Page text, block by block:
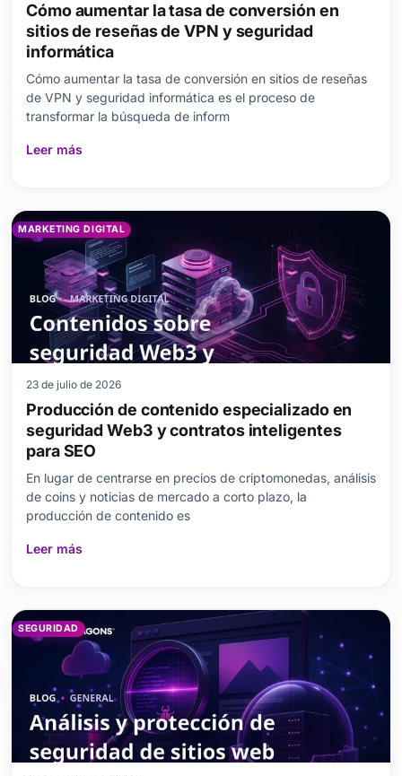
Cómo aumentar la tasa de conversión en
sitios de reseñas de VPN y seguridad
informática
Cómo aumentar la tasa de conversión en sitios de reseñas
de VPN y seguridad informática es el proceso de
transformar la búsqueda de inform
Leer más
MARKETING DIGITAL
23 de julio de 2026
Producción de contenido especializado en
seguridad Web3 y contratos inteligentes
para SEO
En lugar de centrarse en precios de criptomonedas, análisis
de coins y noticias de mercado a corto plazo, la
producción de contenido es
Leer más
SEGURIDAD